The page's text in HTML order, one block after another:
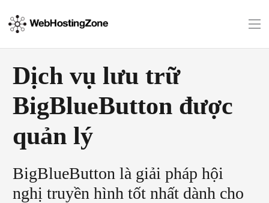
Dịch vụ lưu trữ
BigBlueButton được
quản lý
BigBlueButton là giải pháp hội
nghị truyền hình tốt nhất dành cho